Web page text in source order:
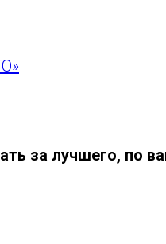
за лучшего, по